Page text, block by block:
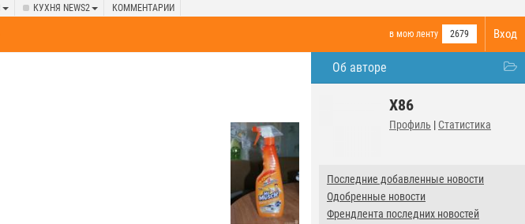
КУХНЯ NEWS2 КОММЕНТАРИИ
Вход
в мою ленту 2679
Об авторе
X86
Профиль | Статистика
Последние добавленные новости
Одобренные новости
Френдлента последних новостей